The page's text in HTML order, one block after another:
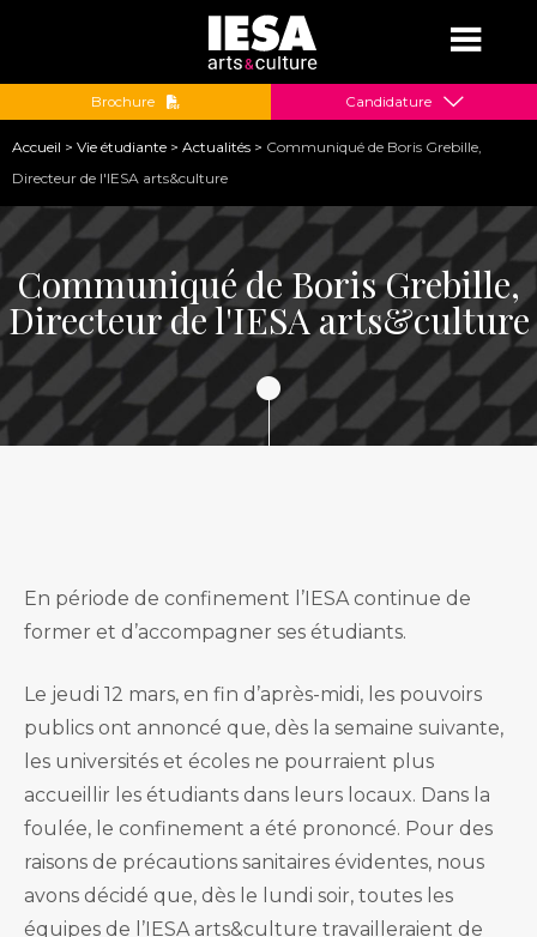
Jump to navigation
Vous
êtes
ici
Accueil > Vie étudiante > Actualités > Communiqué de Boris Grebille,
Directeur de l'IESA arts&culture
Communiqué de Boris Grebille,
Directeur de l'IESA arts&culture
En période de confinement l’IESA continue de
former et d’accompagner ses étudiants.
Le jeudi 12 mars, en fin d’après-midi, les pouvoirs
publics ont annoncé que, dès la semaine suivante,
les universités et écoles ne pourraient plus
accueillir les étudiants dans leurs locaux. Dans la
foulée, le confinement a été prononcé. Pour des
raisons de précautions sanitaires évidentes, nous
avons décidé que, dès le lundi soir, toutes les
équipes de l’IESA arts&culture travailleraient de
Brochure Candidature